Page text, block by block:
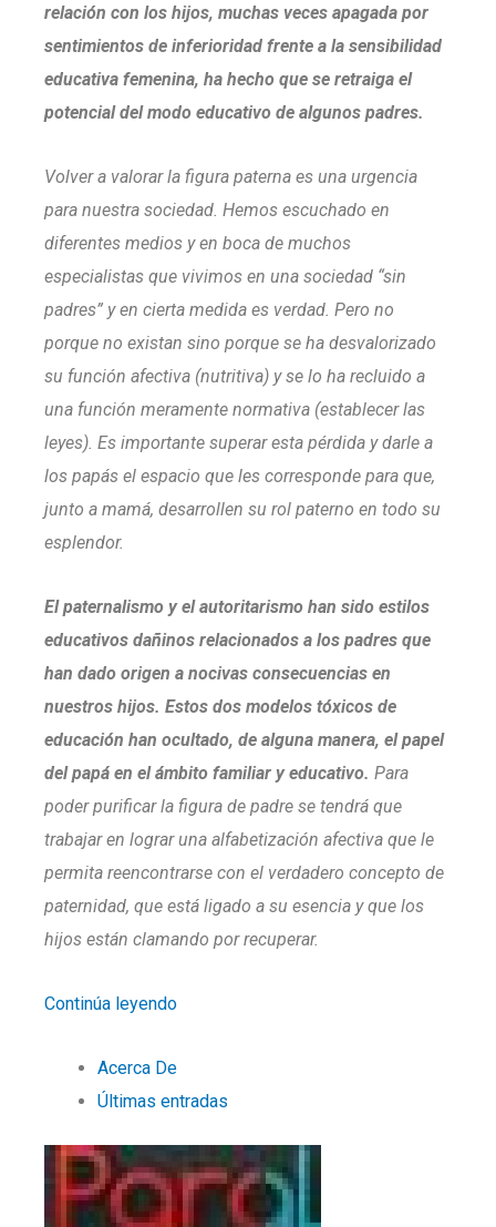
relación con los hijos, muchas veces apagada por
sentimientos de inferioridad frente a la sensibilidad
educativa femenina, ha hecho que se retraiga el
potencial del modo educativo de algunos padres.
Volver a valorar la figura paterna es una urgencia
para nuestra sociedad. Hemos escuchado en
diferentes medios y en boca de muchos
especialistas que vivimos en una sociedad “sin
padres” y en cierta medida es verdad. Pero no
porque no existan sino porque se ha desvalorizado
su función afectiva (nutritiva) y se lo ha recluido a
una función meramente normativa (establecer las
leyes). Es importante superar esta pérdida y darle a
los papás el espacio que les corresponde para que,
junto a mamá, desarrollen su rol paterno en todo su
esplendor.
El paternalismo y el autoritarismo han sido estilos
educativos dañinos relacionados a los padres que
han dado origen a nocivas consecuencias en
nuestros hijos. Estos dos modelos tóxicos de
educación han ocultado, de alguna manera, el papel
del papá en el ámbito familiar y educativo. Para
poder purificar la figura de padre se tendrá que
trabajar en lograr una alfabetización afectiva que le
permita reencontrarse con el verdadero concepto de
paternidad, que está ligado a su esencia y que los
hijos están clamando por recuperar.
Continúa leyendo
Acerca De
Últimas entradas